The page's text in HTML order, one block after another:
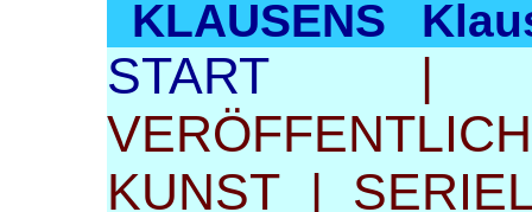
KLAUSENS
START
KUNST |